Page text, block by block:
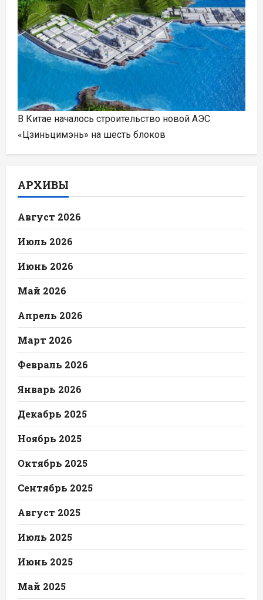
В Китае началось строительство новой АЭС
«Цзиньцимэнь» на шесть блоков
АРХИВЫ
Август 2026
Июль 2026
Июнь 2026
Май 2026
Апрель 2026
Март 2026
Февраль 2026
Январь 2026
Декабрь 2025
Ноябрь 2025
Октябрь 2025
Сентябрь 2025
Август 2025
Июль 2025
Июнь 2025
Май 2025